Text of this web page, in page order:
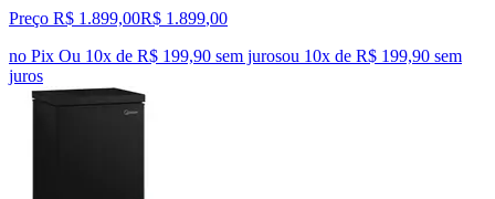
Preço R$ 1.899,00R$ 1.899,00
no Pix Ou 10x de R$ 199,90 sem jurosou 10x de R$ 199,90 sem
juros